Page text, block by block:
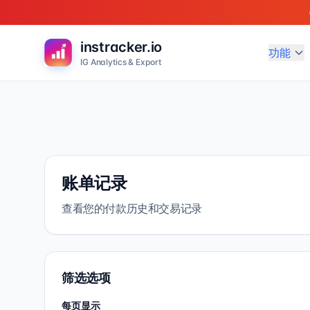
instracker.io
IG Analytics & Export
功能
账单记录
查看您的付款历史和交易记录
筛选选项
每页显示